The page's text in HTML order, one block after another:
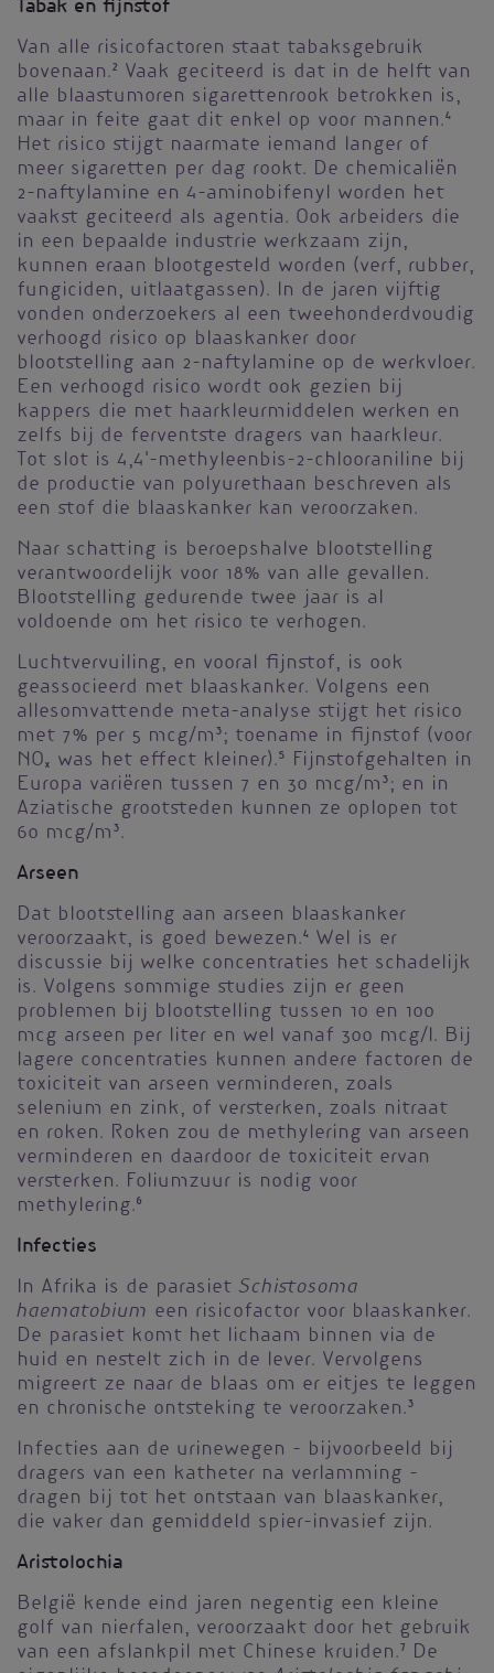
Tabak en fijnstof
Van alle risicofactoren staat tabaksgebruik
bovenaan.2 Vaak geciteerd is dat in de helft van
alle blaastumoren sigarettenrook betrokken is,
maar in feite gaat dit enkel op voor mannen.4
Het risico stijgt naarmate iemand langer of
meer sigaretten per dag rookt. De chemicaliën
2-naftylamine en 4-aminobifenyl worden het
vaakst geciteerd als agentia. Ook arbeiders die
in een bepaalde industrie werkzaam zijn,
kunnen eraan blootgesteld worden (verf, rubber,
fungiciden, uitlaatgassen). In de jaren vijftig
vonden onderzoekers al een tweehonderdvoudig
verhoogd risico op blaaskanker door
blootstelling aan 2-naftylamine op de werkvloer.
Een verhoogd risico wordt ook gezien bij
kappers die met haarkleurmiddelen werken en
zelfs bij de ferventste dragers van haarkleur.
Tot slot is 4,4'-methyleenbis-2-chlooraniline bij
de productie van polyurethaan beschreven als
een stof die blaaskanker kan veroorzaken.
Naar schatting is beroepshalve blootstelling
verantwoordelijk voor 18% van alle gevallen.
Blootstelling gedurende twee jaar is al
voldoende om het risico te verhogen.
Luchtvervuiling, en vooral fijnstof, is ook
geassocieerd met blaaskanker. Volgens een
allesomvattende meta-analyse stijgt het risico
met 7% per 5 mcg/m3; toename in fijnstof (voor
NOx was het effect kleiner).5 Fijnstofgehalten in
Europa variëren tussen 7 en 30 mcg/m3; en in
Aziatische grootsteden kunnen ze oplopen tot
60 mcg/m3.
Arseen
Dat blootstelling aan arseen blaaskanker
veroorzaakt, is goed bewezen.4 Wel is er
discussie bij welke concentraties het schadelijk
is. Volgens sommige studies zijn er geen
problemen bij blootstelling tussen 10 en 100
mcg arseen per liter en wel vanaf 300 mcg/l. Bij
lagere concentraties kunnen andere factoren de
toxiciteit van arseen verminderen, zoals
selenium en zink, of versterken, zoals nitraat
en roken. Roken zou de methylering van arseen
verminderen en daardoor de toxiciteit ervan
versterken. Foliumzuur is nodig voor
methylering.6
Infecties
In Afrika is de parasiet Schistosoma
haematobium een risicofactor voor blaaskanker.
De parasiet komt het lichaam binnen via de
huid en nestelt zich in de lever. Vervolgens
migreert ze naar de blaas om er eitjes te leggen
en chronische ontsteking te veroorzaken.3
Infecties aan de urinewegen - bijvoorbeeld bij
dragers van een katheter na verlamming -
dragen bij tot het ontstaan van blaaskanker,
die vaker dan gemiddeld spier-invasief zijn.
Aristolochia
België kende eind jaren negentig een kleine
golf van nierfalen, veroorzaakt door het gebruik
van een afslankpil met Chinese kruiden.7 De